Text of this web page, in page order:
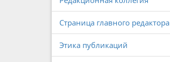
Страница главного редактора
Этика публикаций